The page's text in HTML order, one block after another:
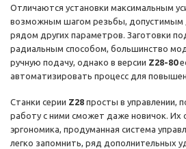
Отличаются установки максимальным
возможным шагом резьбы, допустимым
рядом других параметров. Заготовки
радиальным способом, большинство
ручную подачу, однако в версии Z28-80
автоматизировать процесс для
Станки серии Z28 просты в управлении,
работу с ними сможет даже новичок. Их
эргономика, продуманная система
легко запомнить, ряд дополнительных